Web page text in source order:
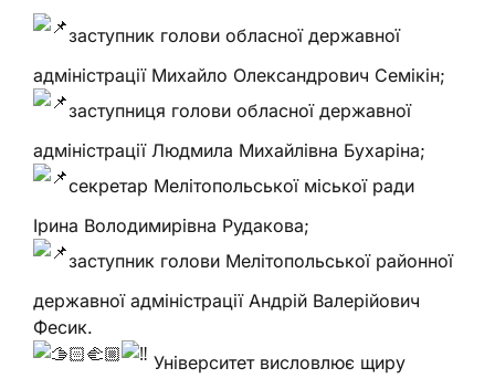
заступник голови обласної державної
адміністрації Михайло Олександрович Семікін;
заступниця голови обласної державної
адміністрації Людмила Михайлівна Бухаріна;
секретар Мелітопольської міської ради
Ірина Володимирівна Рудакова;
заступник голови Мелітопольської районної
державної адміністрації Андрій Валерійович
Фесик.
Університет висловлює щиру